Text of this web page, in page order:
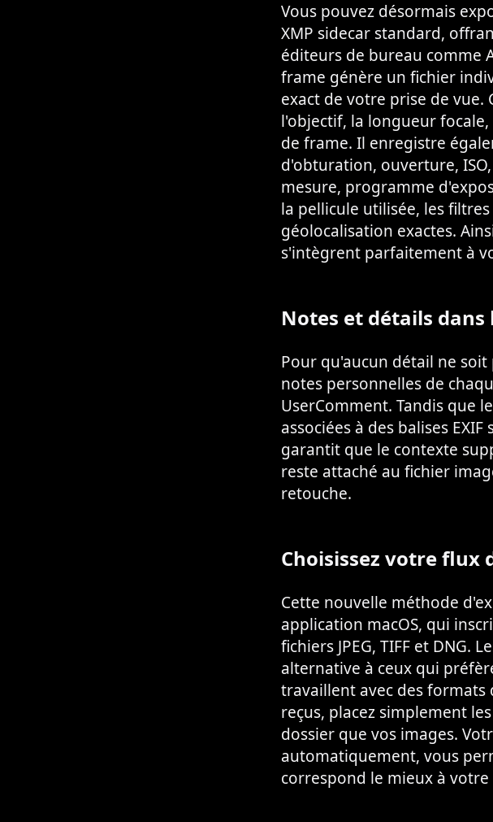
Vous pouvez désormais
XMP sidecar standard,
éditeurs de bureau comme
frame génère un fichier
exact de votre prise de vue.
l'objectif, la longueur
de frame. Il enregistre
d'obturation, ouverture,
mesure, programme
la pellicule utilisée, les
géolocalisation exactes.
s'intègrent parfaitement à
Notes et détails
Pour qu'aucun détail ne
notes personnelles de
UserComment. Tandis que
associées à des balises
garantit que le contexte
reste attaché au fichier
retouche.
Choisissez votre flux
Cette nouvelle méthode
application macOS, qui
fichiers JPEG, TIFF et DNG.
alternative à ceux qui
travaillent avec des formats
reçus, placez simplement
dossier que vos images.
automatiquement, vous
correspond le mieux à